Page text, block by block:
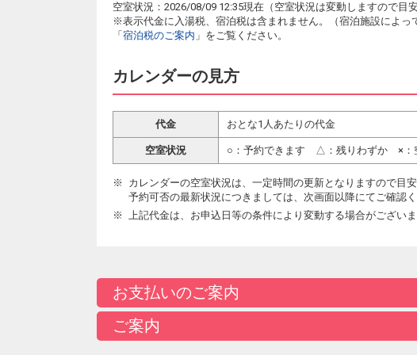
空室状況：2026/08/09 12:35現在（空室状況は変動しますので目
※表示代金に入湯税、宿泊税は含まれません。（宿泊施設によっ
「 宿泊税のご案内 」をご覧ください。
カレンダーの見方
代金 おとな1人あたりの代金
空室状況 ○：予約できます △：残りわずか ×：
カレンダーの空室状況は、一定時間の更新となりますので目安
予約可否の最新状況につきましては、次画面以降にてご確認く
上記代金は、お申込日等の条件により変動する場合がござい
お支払いのご案内
ご案内